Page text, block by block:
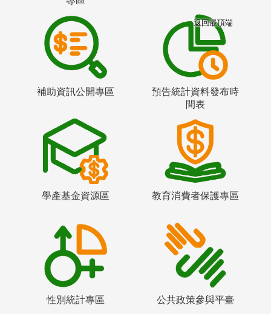
補助資訊公開專區
預告統計資料發布時
間表
學產基金資源區 教育消費者保護專區
性別統計專區 公共政策參與平臺
返回最頂端